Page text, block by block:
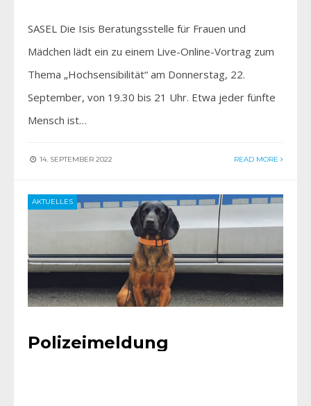
SASEL Die Isis Beratungsstelle für Frauen und
Mädchen lädt ein zu einem Live-Online-Vortrag zum
Thema „Hochsensibilität“ am Donnerstag, 22.
September, von 19.30 bis 21 Uhr. Etwa jeder fünfte
Mensch ist…
14. SEPTEMBER 2022 READ MORE
AKTUELLES
Polizeimeldung